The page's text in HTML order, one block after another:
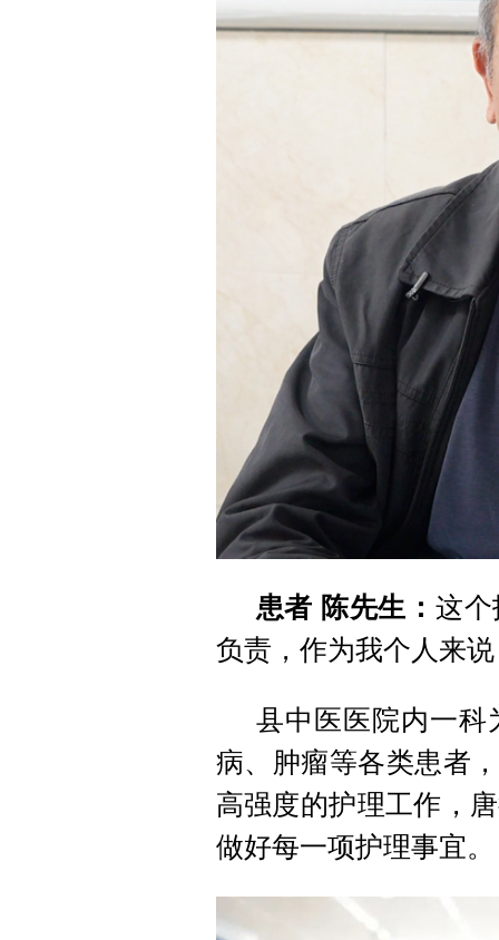
患者 陈先生： 这
负责，作为我个人来
县中医医院内一科
病、肿瘤等各类患者
高强度的护理工作，
做好每一项护理事宜。